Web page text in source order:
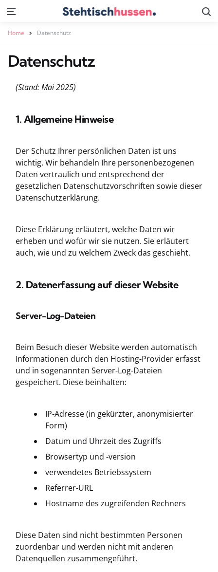
Menu
Home Datenschutz
Datenschutz
(Stand: Mai 2025)
1. Allgemeine Hinweise
Der Schutz Ihrer persönlichen Daten ist uns
wichtig. Wir behandeln Ihre personenbezogenen
Daten vertraulich und entsprechend der
gesetzlichen Datenschutzvorschriften sowie dieser
Datenschutzerklärung.
Diese Erklärung erläutert, welche Daten wir
erheben und wofür wir sie nutzen. Sie erläutert
auch, wie und zu welchem Zweck das geschieht.
2. Datenerfassung auf dieser Website
Server-Log-Dateien
Beim Besuch dieser Website werden automatisch
Informationen durch den Hosting-Provider erfasst
und in sogenannten Server-Log-Dateien
gespeichert. Diese beinhalten:
IP-Adresse (in gekürzter, anonymisierter
Form)
Datum und Uhrzeit des Zugriffs
Browsertyp und -version
verwendetes Betriebssystem
Referrer-URL
Hostname des zugreifenden Rechners
Diese Daten sind nicht bestimmten Personen
zuordenbar und werden nicht mit anderen
Datenquellen zusammengeführt.